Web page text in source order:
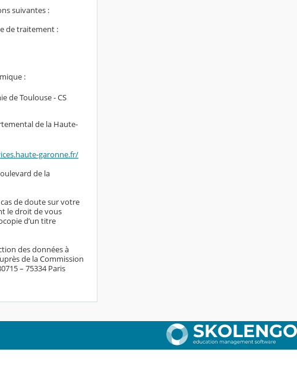
suivantes :
de traitement :
:
de Toulouse - CS
de la Haute-
garonne.fr/
de la
de doute sur votre
le droit de vous
d’un titre
des données à
de la Commission
– 75334 Paris